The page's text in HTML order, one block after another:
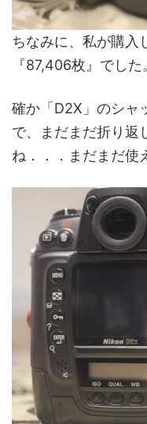
ちなみに、私が購入
『87,406枚』でした
確か「D2X」のシャ
で、まだまだ折り返
ね．．．まだまだ使